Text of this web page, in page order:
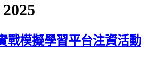
戰模擬學習平台注資活動